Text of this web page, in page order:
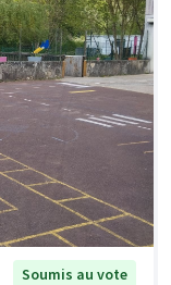
Soumis au vote